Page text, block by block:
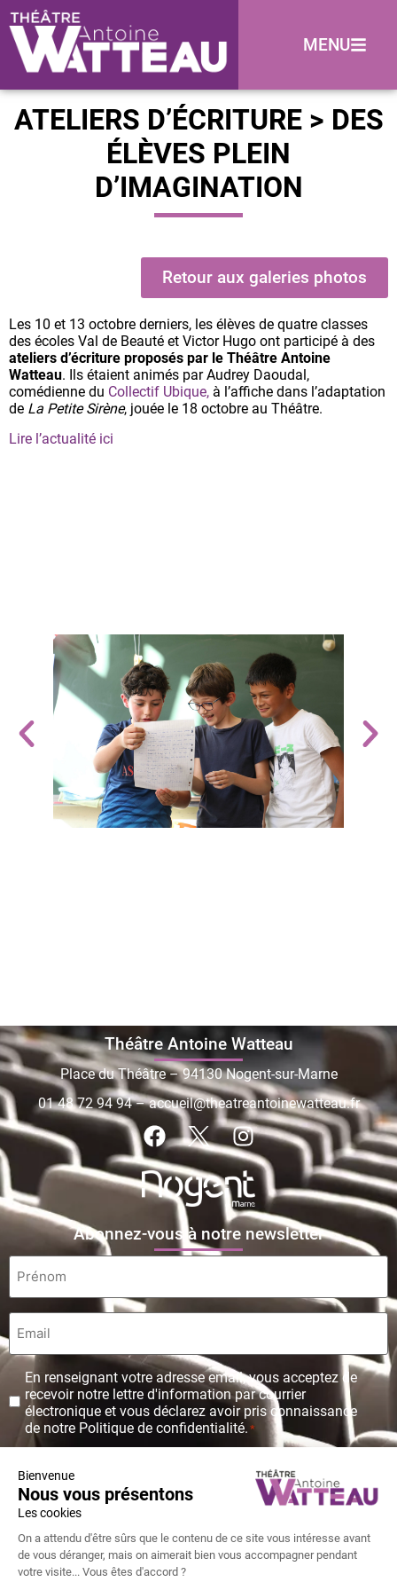
MENU
ATELIERS D’ÉCRITURE > DES
ÉLÈVES PLEIN
D’IMAGINATION
Retour aux galeries photos
Les 10 et 13 octobre derniers, les élèves de quatre classes
des écoles Val de Beauté et Victor Hugo ont participé à des
ateliers d’écriture proposés par le Théâtre Antoine
Watteau. Ils étaient animés par Audrey Daoudal,
comédienne du Collectif Ubique, à l’affiche dans l’adaptation
de La Petite Sirène, jouée le 18 octobre au Théâtre.
Lire l’actualité ici
Théâtre Antoine Watteau
Place du Théâtre – 94130 Nogent-sur-Marne
01 48 72 94 94–accueil@theatreantoinewatteau.fr
Abonnez-vous à notre newsletter
Prénom
Email
Protection
des
données
personnelles
*
En renseignant votre adresse email, vous acceptez de
recevoir notre lettre d'information par courrier
électronique et vous déclarez avoir pris connaissance
de notre Politique de confidentialité. *